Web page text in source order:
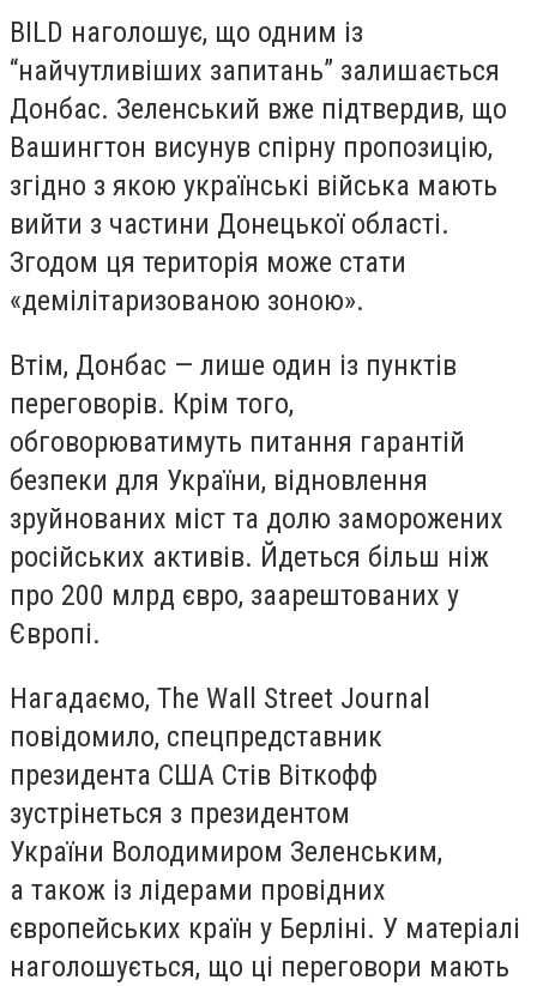
BILD наголошує, що одним із
“найчутливіших запитань” залишається
Донбас. Зеленський вже підтвердив, що
Вашингтон висунув спірну пропозицію,
згідно з якою українські війська мають
вийти з частини Донецької області.
Згодом ця територія може стати
«демілітаризованою зоною».
Втім, Донбас — лише один із пунктів
переговорів. Крім того,
обговорюватимуть питання гарантій
безпеки для України, відновлення
зруйнованих міст та долю заморожених
російських активів. Йдеться більш ніж
про 200 млрд євро, заарештованих у
Європі.
Нагадаємо, The Wall Street Journal
повідомило, спецпредставник
президента США Стів Віткофф
зустрінеться з президентом
України Володимиром Зеленським,
а також із лідерами провідних
європейських країн у Берліні. У матеріалі
наголошується, що ці переговори мають